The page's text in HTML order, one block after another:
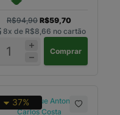
R$94,90 R$59,70
8x de R$8,66 no cartão
Comprar
37%